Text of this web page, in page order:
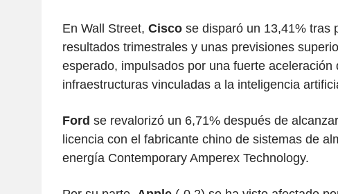
En Wall Street, Ciscose disparó un 13,41% tras
resultados trimestrales y unas previsiones
esperado, impulsados por una fuerte aceleración
infraestructuras vinculadas a la inteligencia
Ford se revalorizó un 6,71% después de
licencia con el fabricante chino de sistemas de
energía Contemporary Amperex Technology.